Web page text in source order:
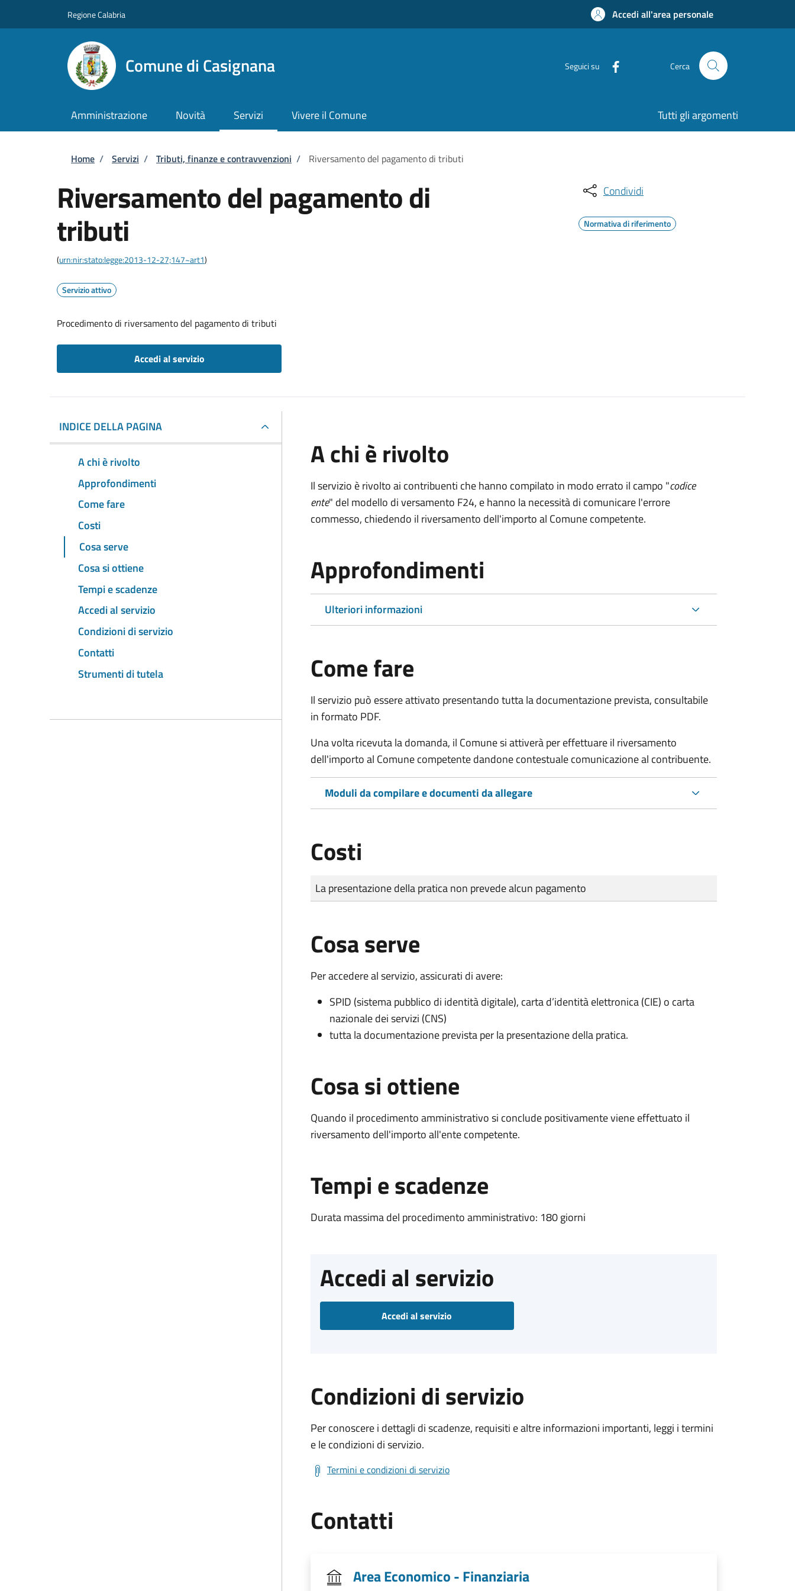
Regione Calabria Accedi all'area personale
Comune di Casignana Seguici su Cerca
Amministrazione Novità Servizi Vivere il Comune Tutti gli argomenti
Briciole di pane
Home / Servizi / Tributi, finanze e contravvenzioni / Riversamento del pagamento di tributi
Riversamento del pagamento di
tributi
(urn:nir:stato:legge:2013-12-27;147~art1)
Servizio attivo
Procedimento di riversamento del pagamento di tributi
Accedi al servizio
Condividi
Normativa di riferimento
INDICE DELLA PAGINA
A chi è rivolto
Approfondimenti
Come fare
Costi
Cosa serve
Cosa si ottiene
Tempi e scadenze
Accedi al servizio
Condizioni di servizio
Contatti
Strumenti di tutela
A chi è rivolto
Il servizio è rivolto ai contribuenti che hanno compilato in modo errato il campo "codice
ente" del modello di versamento F24, e hanno la necessità di comunicare l'errore
commesso, chiedendo il riversamento dell'importo al Comune competente.
Approfondimenti
Ulteriori informazioni
Come fare
Il servizio può essere attivato presentando tutta la documentazione prevista, consultabile
in formato PDF.
Una volta ricevuta la domanda, il Comune si attiverà per effettuare il riversamento
dell'importo al Comune competente dandone contestuale comunicazione al contribuente.
Moduli da compilare e documenti da allegare
Costi
Tipo di pagamento
Importo
La presentazione della pratica non prevede alcun pagamento
Cosa serve
Per accedere al servizio, assicurati di avere:
SPID (sistema pubblico di identità digitale), carta d’identità elettronica (CIE) o carta
nazionale dei servizi (CNS)
tutta la documentazione prevista per la presentazione della pratica.
Cosa si ottiene
Quando il procedimento amministrativo si conclude positivamente viene effettuato il
riversamento dell'importo all'ente competente.
Tempi e scadenze
Durata massima del procedimento amministrativo: 180 giorni
Accedi al servizio
Accedi al servizio
Condizioni di servizio
Per conoscere i dettagli di scadenze, requisiti e altre informazioni importanti, leggi i termini
e le condizioni di servizio.
Termini e condizioni di servizio
Contatti
Area Economico - Finanziaria